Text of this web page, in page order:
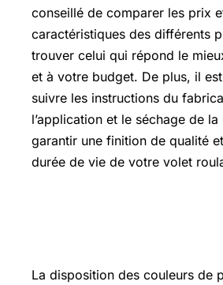
conseillé de comparer les prix
caractéristiques des différents
trouver celui qui répond le
et à votre budget. De plus, il
suivre les instructions du
l’application et le séchage de
garantir une finition de qualité
durée de vie de votre volet
La disposition des couleurs de